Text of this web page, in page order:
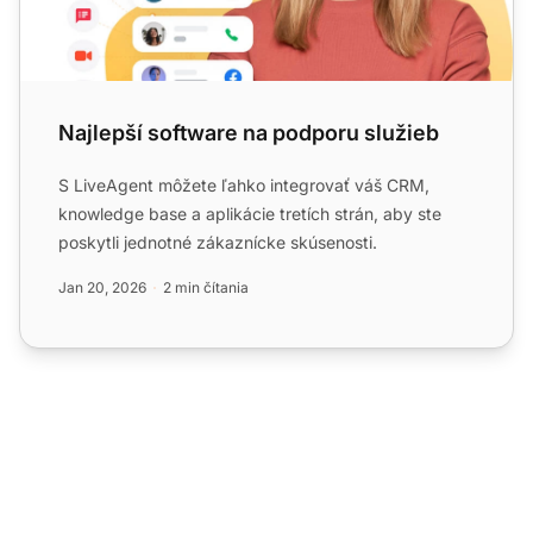
Najlepší software na podporu služieb
S LiveAgent môžete ľahko integrovať váš CRM,
knowledge base a aplikácie tretích strán, aby ste
poskytli jednotné zákaznícke skúsenosti.
Jan 20, 2026 2 min čítania